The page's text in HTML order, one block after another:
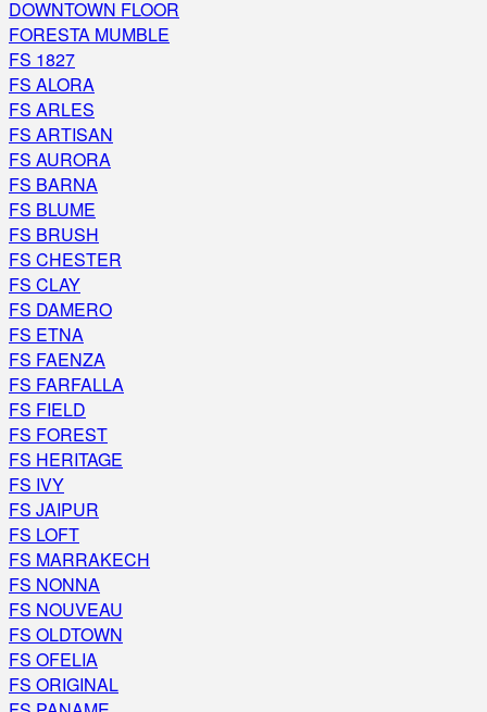
DOWNTOWN FLOOR
FORESTA MUMBLE
FS 1827
FS ALORA
FS ARLES
FS ARTISAN
FS AURORA
FS BARNA
FS BLUME
FS BRUSH
FS CHESTER
FS CLAY
FS DAMERO
FS ETNA
FS FAENZA
FS FARFALLA
FS FIELD
FS FOREST
FS HERITAGE
FS IVY
FS JAIPUR
FS LOFT
FS MARRAKECH
FS NONNA
FS NOUVEAU
FS OLDTOWN
FS OFELIA
FS ORIGINAL